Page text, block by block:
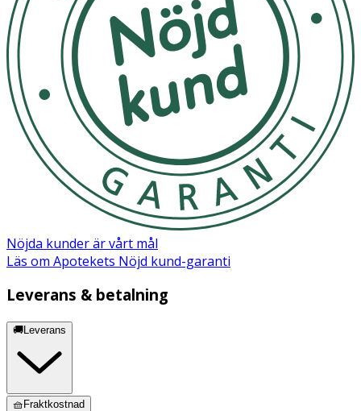
Nöjda kunder är vårt mål
Läs om Apotekets Nöjd kund-garanti
Leverans & betalning
🚚Leverans
🧺Fraktkostnad